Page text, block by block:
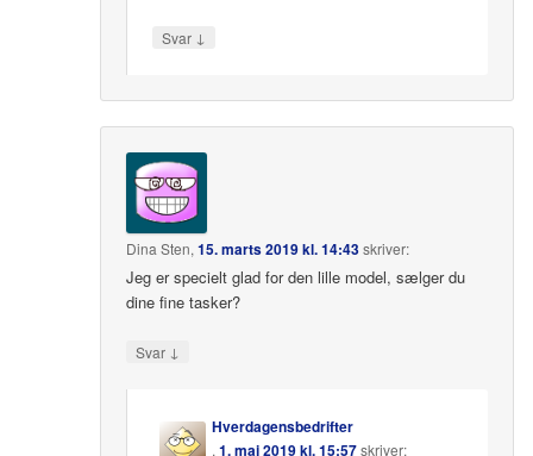
Svar ↓
Dina Sten,15. marts 2019 kl. 14:43skriver:
Jeg er specielt glad for den lille model, sælger du
dine fine tasker?
Svar ↓
Hverdagensbedrifter
,1. maj 2019 kl. 15:57skriver: